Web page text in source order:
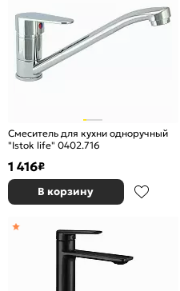
Смеситель для кухни одноручный
"Istok life" 0402.716
1 416₽
В корзину